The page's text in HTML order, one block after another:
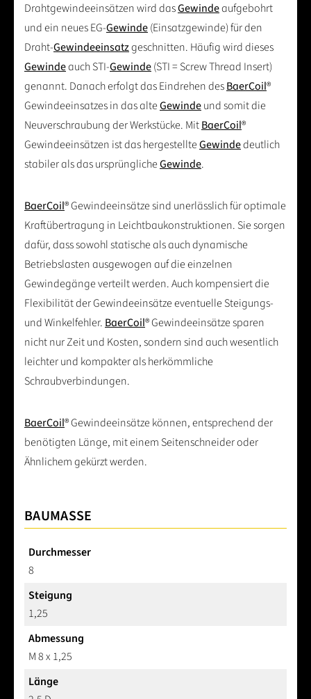
Drahtgewindeeinsätzen wird dasGewindeaufgebohrt
und ein neues EG-Gewinde(Einsatzgewinde) für den
Draht-Gewindeeinsatzgeschnitten. Häufig wird dieses
Gewindeauch STI-Gewinde(STI = Screw Thread Insert)
genannt. Danach erfolgt das Eindrehen desBaerCoil®
Gewindeeinsatzes in das alteGewindeund somit die
Neuverschraubung der Werkstücke. MitBaerCoil®
Gewindeeinsätzen ist das hergestellteGewindedeutlich
stabiler als das ursprünglicheGewinde.
BaerCoil® Gewindeeinsätze sind unerlässlich für optimale
Kraftübertragung in Leichtbaukonstruktionen. Sie sorgen
dafür, dass sowohl statische als auch dynamische
Betriebslasten ausgewogen auf die einzelnen
Gewindegänge verteilt werden. Auch kompensiert die
Flexibilität der Gewindeeinsätze eventuelle Steigungs-
und Winkelfehler. BaerCoil® Gewindeeinsätze sparen
nicht nur Zeit und Kosten, sondern sind auch wesentlich
leichter und kompakter als herkömmliche
Schraubverbindungen.
BaerCoil® Gewindeeinsätze können, entsprechend der
benötigten Länge, mit einem Seitenschneider oder
Ähnlichem gekürzt werden.
BAUMASSE
Durchmesser
8
Steigung
1,25
Abmessung
M 8 x 1,25
Länge